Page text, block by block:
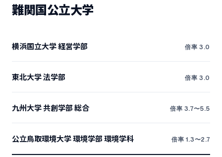
難関国公立大学
横浜国立大学 経営学部 倍率 3.0
東北大学 法学部 倍率 3.0
九州大学 共創学部 総合 倍率 3.7〜5.5
公立鳥取環境大学 環境学部 環境学科 倍率 1.3〜2.7